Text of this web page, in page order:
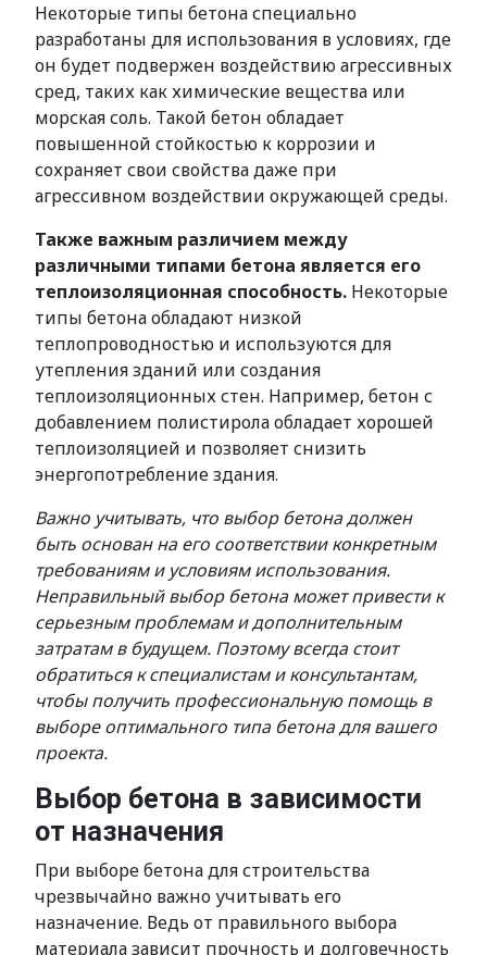
Некоторые типы бетона специально
разработаны для использования в условиях, где
он будет подвержен воздействию агрессивных
сред, таких как химические вещества или
морская соль. Такой бетон обладает
повышенной стойкостью к коррозии и
сохраняет свои свойства даже при
агрессивном воздействии окружающей среды.
Также важным различием между
различными типами бетона является его
теплоизоляционная способность. Некоторые
типы бетона обладают низкой
теплопроводностью и используются для
утепления зданий или создания
теплоизоляционных стен. Например, бетон с
добавлением полистирола обладает хорошей
теплоизоляцией и позволяет снизить
энергопотребление здания.
Важно учитывать, что выбор бетона должен
быть основан на его соответствии конкретным
требованиям и условиям использования.
Неправильный выбор бетона может привести к
серьезным проблемам и дополнительным
затратам в будущем. Поэтому всегда стоит
обратиться к специалистам и консультантам,
чтобы получить профессиональную помощь в
выборе оптимального типа бетона для вашего
проекта.
Выбор бетона в зависимости
от назначения
При выборе бетона для строительства
чрезвычайно важно учитывать его
назначение. Ведь от правильного выбора
материала зависит прочность и долговечность